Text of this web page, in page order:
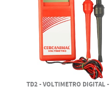
TD2 - VOLTIMETRO DIGITAL